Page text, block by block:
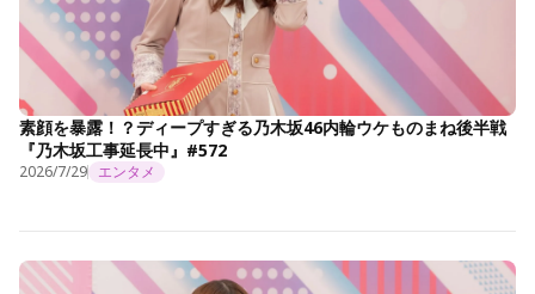
素顔を暴露！？ディープすぎる乃木坂46内輪ウケものまね後半戦
『乃木坂工事延長中』#572
2026/7/29 エンタメ